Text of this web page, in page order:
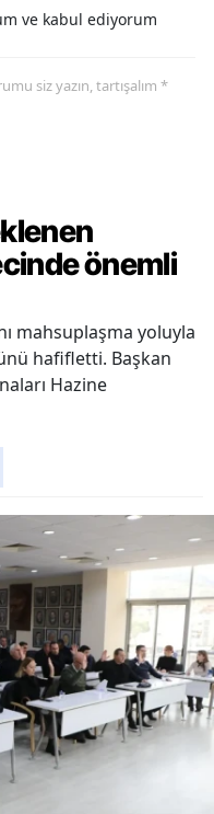
ve kabul ediyorum
siz yazın, tartışalım *
önemli
mahsuplaşma yoluyla
hafifletti. Başkan
Hazine